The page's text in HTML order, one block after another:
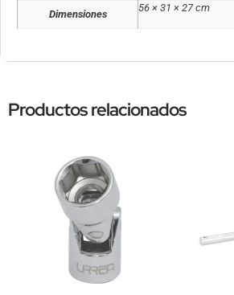
Dimensiones
56 × 31 × 27 cm
Productos relacionados